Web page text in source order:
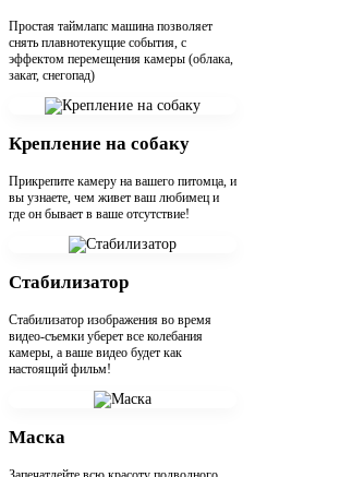
Простая таймлапс машина позволяет
снять плавнотекущие события, с
эффектом перемещения камеры (облака,
закат, снегопад)
Крепление на собаку
Прикрепите камеру на вашего питомца, и
вы узнаете, чем живет ваш любимец и
где он бывает в ваше отсутствие!
Стабилизатор
Стабилизатор изображения во время
видео-съемки уберет все колебания
камеры, а ваше видео будет как
настоящий фильм!
Маска